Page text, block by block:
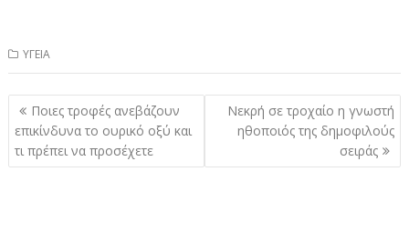
ΥΓΕΙΑ
Πλοήγηση
άρθρων
Ποιες τροφές ανεβάζουν
επικίνδυνα το ουρικό οξύ και
τι πρέπει να προσέχετε
Νεκρή σε τροχαίο η γνωστή
ηθοποιός της δημοφιλούς
σειράς